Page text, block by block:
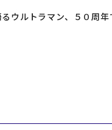
お問い合
ウルトラマン、５０周